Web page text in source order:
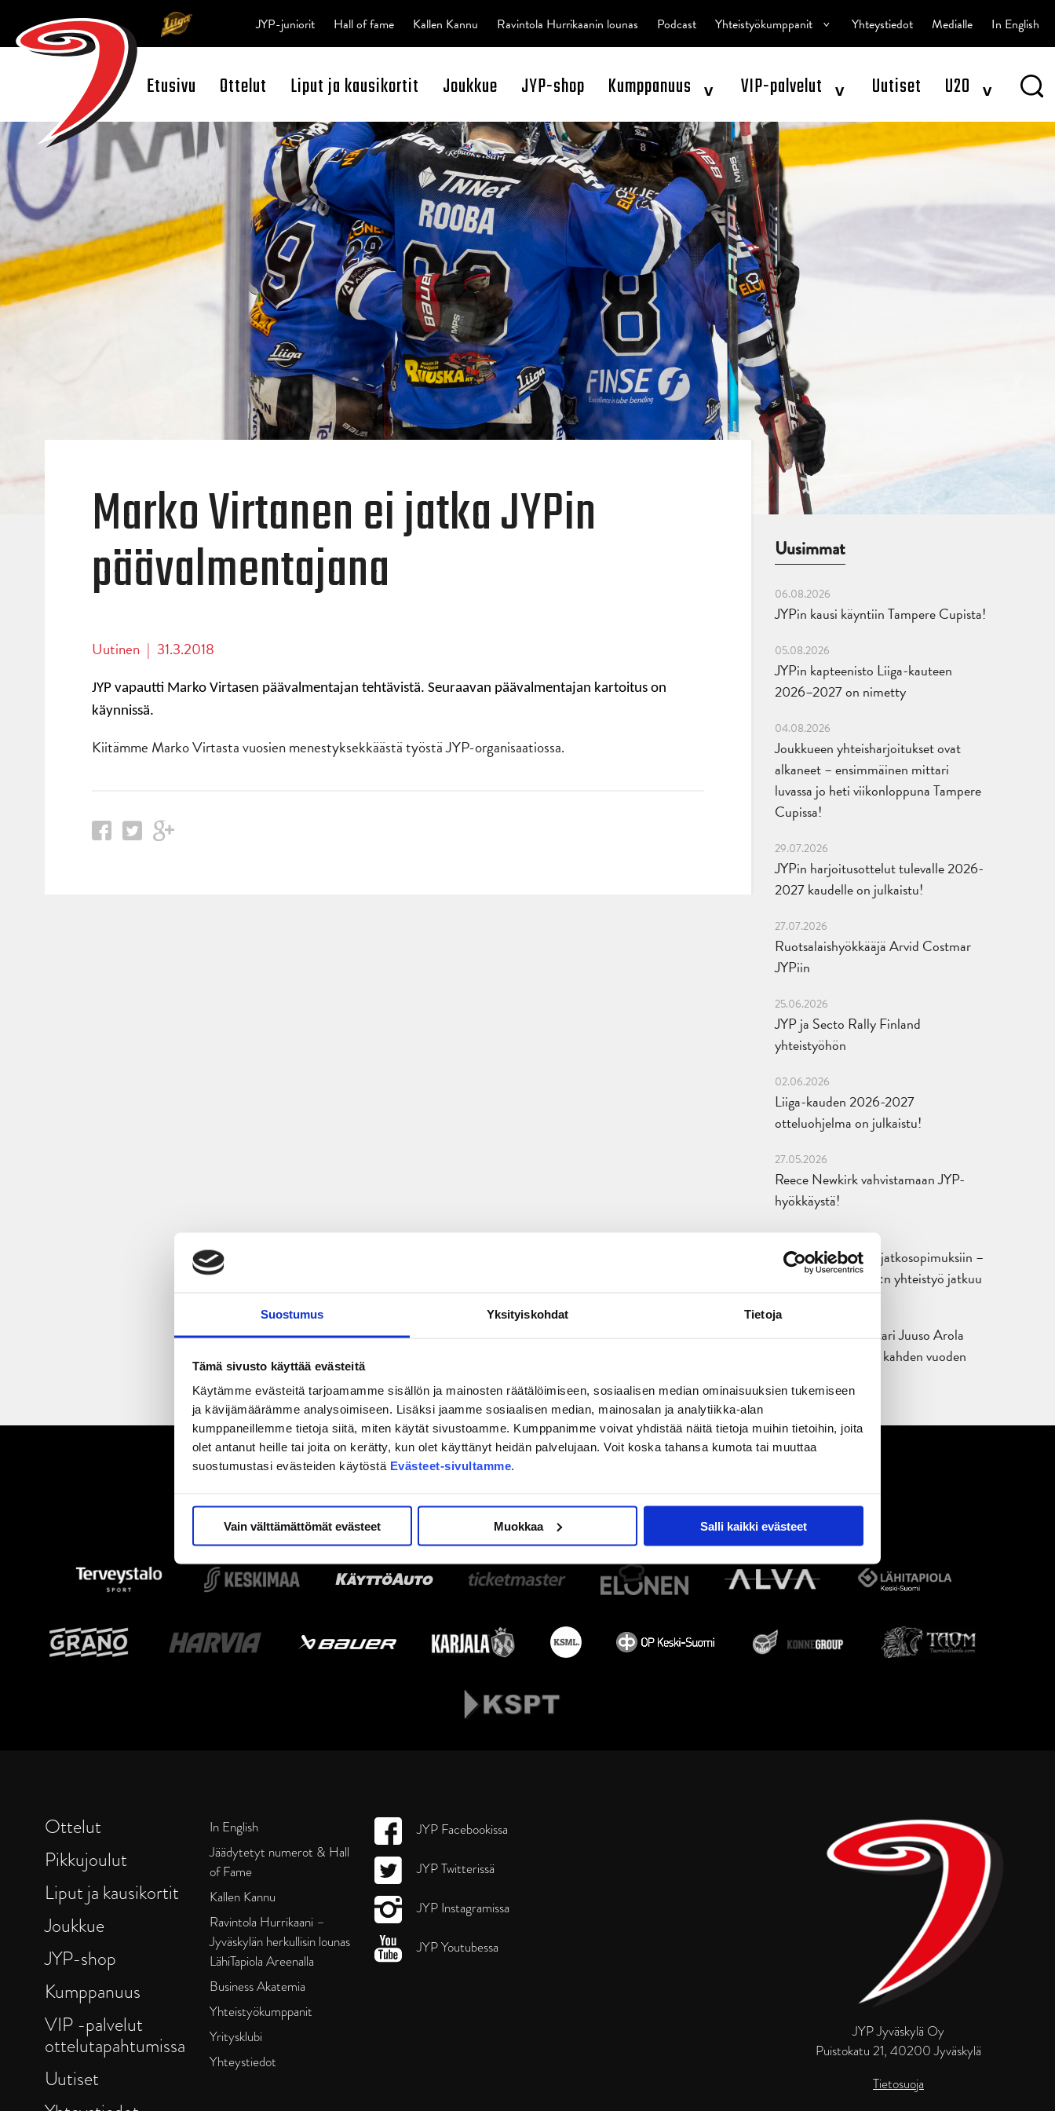
Suostumus Yksityiskohdat Tietoja
Tämä sivusto käyttää evästeitä
Käytämme evästeitä tarjoamamme sisällön ja mainosten räätälöimiseen, sosiaalisen median ominaisuuksien tukemiseen
ja kävijämäärämme analysoimiseen. Lisäksi jaamme sosiaalisen median, mainosalan ja analytiikka-alan
kumppaneillemme tietoja siitä, miten käytät sivustoamme. Kumppanimme voivat yhdistää näitä tietoja muihin tietoihin, joita
olet antanut heille tai joita on kerätty, kun olet käyttänyt heidän palvelujaan. Voit koska tahansa kumota tai muuttaa
suostumustasi evästeiden käytöstä Evästeet-sivultamme.
Vain välttämättömät evästeet Muokkaa Salli kaikki evästeet
Open Search
Etusivu Ottelut Liput ja kausikortit Joukkue JYP-shop Kumppanuus ^ VIP-palvelut ^ Uutiset U20 ^
JYP-juniorit Hall of fame Kallen Kannu Ravintola Hurrikaanin lounas Podcast Yhteistyökumppanit ^ Yhteystiedot Medialle In English
Marko Virtanen ei jatka JYPin
päävalmentajana
Uutinen | 31.3.2018
JYP vapautti Marko Virtasen päävalmentajan tehtävistä. Seuraavan päävalmentajan kartoitus on
käynnissä.
Kiitämme Marko Virtasta vuosien menestyksekkäästä työstä JYP-organisaatiossa.
Uusimmat
06.08.2026
JYPin kausi käyntiin Tampere Cupista!
05.08.2026
JYPin kapteenisto Liiga-kauteen
2026–2027 on nimetty
04.08.2026
Joukkueen yhteisharjoitukset ovat
alkaneet – ensimmäinen mittari
luvassa jo heti viikonloppuna Tampere
Cupissa!
29.07.2026
JYPin harjoitusottelut tulevalle 2026-
2027 kaudelle on julkaistu!
27.07.2026
Ruotsalaishyökkääjä Arvid Costmar
JYPiin
25.06.2026
JYP ja Secto Rally Finland
yhteistyöhön
02.06.2026
Liiga-kauden 2026-2027
otteluohjelma on julkaistu!
27.05.2026
Reece Newkirk vahvistamaan JYP-
hyökkäystä!
18.05.2026
Jaatinen ja Liljamo jatkosopimuksiin –
JYPin ja KeuPa HT:n yhteistyö jatkuu
14.05.2026
Tuore Sveitsin mestari Juuso Arola
JYP-puolustukseen kahden vuoden
JYP Jyväskylä Oy
Puistokatu 21, 40200 Jyväskylä
Tietosuoja
Ottelut
Pikkujoulut
Liput ja kausikortit
Joukkue
JYP-shop
Kumppanuus
VIP -palvelut
ottelutapahtumissa
Uutiset
In English
Jäädytetyt numerot & Hall
of Fame
Kallen Kannu
Ravintola Hurrikaani –
Jyväskylän herkullisin lounas
LähiTapiola Areenalla
Business Akatemia
Yhteistyökumppanit
Yritysklubi
Yhteystiedot
JYP Facebookissa
JYP Twitterissä
JYP Instagramissa
JYP Youtubessa